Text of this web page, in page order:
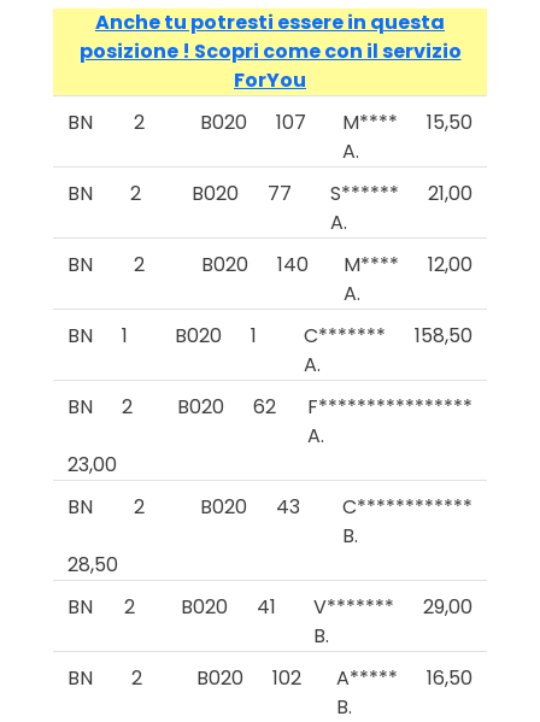
Anche tu potresti essere in questa
posizione ! Scopri come con il servizio
ForYou
BN
2 B020 107
M****
A.
15,50
BN 2 B020 77
S******
A.
21,00
BN 2 B020 140
M****
A.
12,00
BN 1 B020 1
C*******
A.
158,50
BN 2 B020 62
F****************
A.
23,00
BN
2 B020 43
C************
B.
28,50
BN
2 B020 41
V*******
B.
29,00
BN 2 B020 102
A*****
B.
16,50